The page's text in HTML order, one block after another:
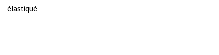
élastiqué